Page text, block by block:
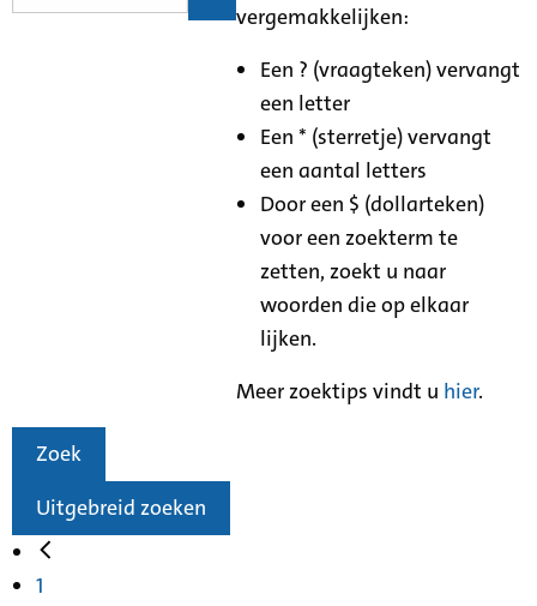
vergemakkelijken:
Een ? (vraagteken) vervangt
een letter
Een * (sterretje) vervangt
een aantal letters
Door een $ (dollarteken)
voor een zoekterm te
zetten, zoekt u naar
woorden die op elkaar
lijken.
Meer zoektips vindt u hier.
Zoek
Uitgebreid zoeken
1